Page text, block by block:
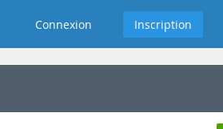
Connexion Inscription